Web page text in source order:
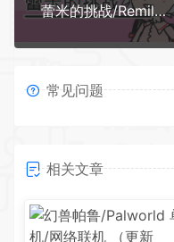
蕾米的挑战/Remilias challengexht
常见问题
相关文章